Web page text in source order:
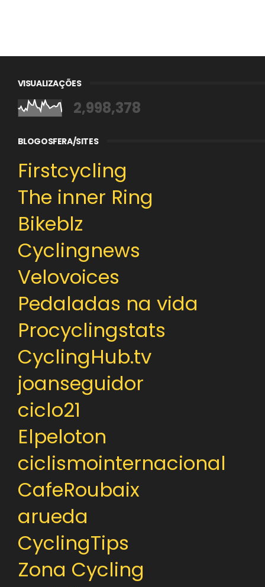
VISUALIZAÇÕES
2,998,378
BLOGOSFERA/SITES
Firstcycling
The inner Ring
Bikeblz
Cyclingnews
Velovoices
Pedaladas na vida
Procyclingstats
CyclingHub.tv
joanseguidor
ciclo21
Elpeloton
ciclismointernacional
CafeRoubaix
arueda
CyclingTips
Zona Cycling